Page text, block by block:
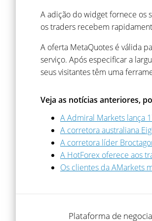
A adição do widget fornece os
os traders recebem
A oferta MetaQuotes é válida
serviço. Após especificar a
seus visitantes têm uma
Veja as notícias anteriores,
A Admiral Markets lança
A corretora australiana
A corretora líder
A HotForex oferece aos
Os clientes da AMarkets
Plataforma de